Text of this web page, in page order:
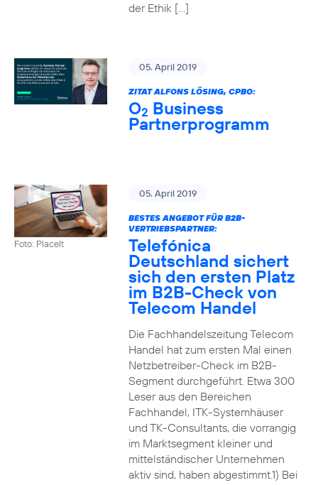
der Ethik […]
05. April 2019
ZITAT ALFONS LÖSING, CPBO:
O2 Business
Partnerprogramm
Foto: PlaceIt
05. April 2019
BESTES ANGEBOT FÜR B2B-
VERTRIEBSPARTNER:
Telefónica
Deutschland sichert
sich den ersten Platz
im B2B-Check von
Telecom Handel
Die Fachhandelszeitung Telecom
Handel hat zum ersten Mal einen
Netzbetreiber-Check im B2B-
Segment durchgeführt. Etwa 300
Leser aus den Bereichen
Fachhandel, ITK-Systemhäuser
und TK-Consultants, die vorrangig
im Marktsegment kleiner und
mittelständischer Unternehmen
aktiv sind, haben abgestimmt.1) Bei